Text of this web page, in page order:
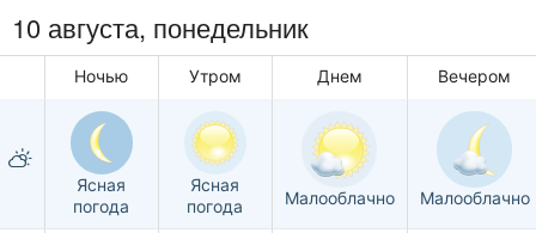
10 августа, понедельник
Ночью Утром Днем Вечером
Ясная
погода
Ясная
погода
Малооблачно Малооблачно